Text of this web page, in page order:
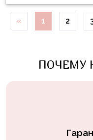
« 1 2
ПОЧЕМУ
Звёздные
Войны
Трансформеры